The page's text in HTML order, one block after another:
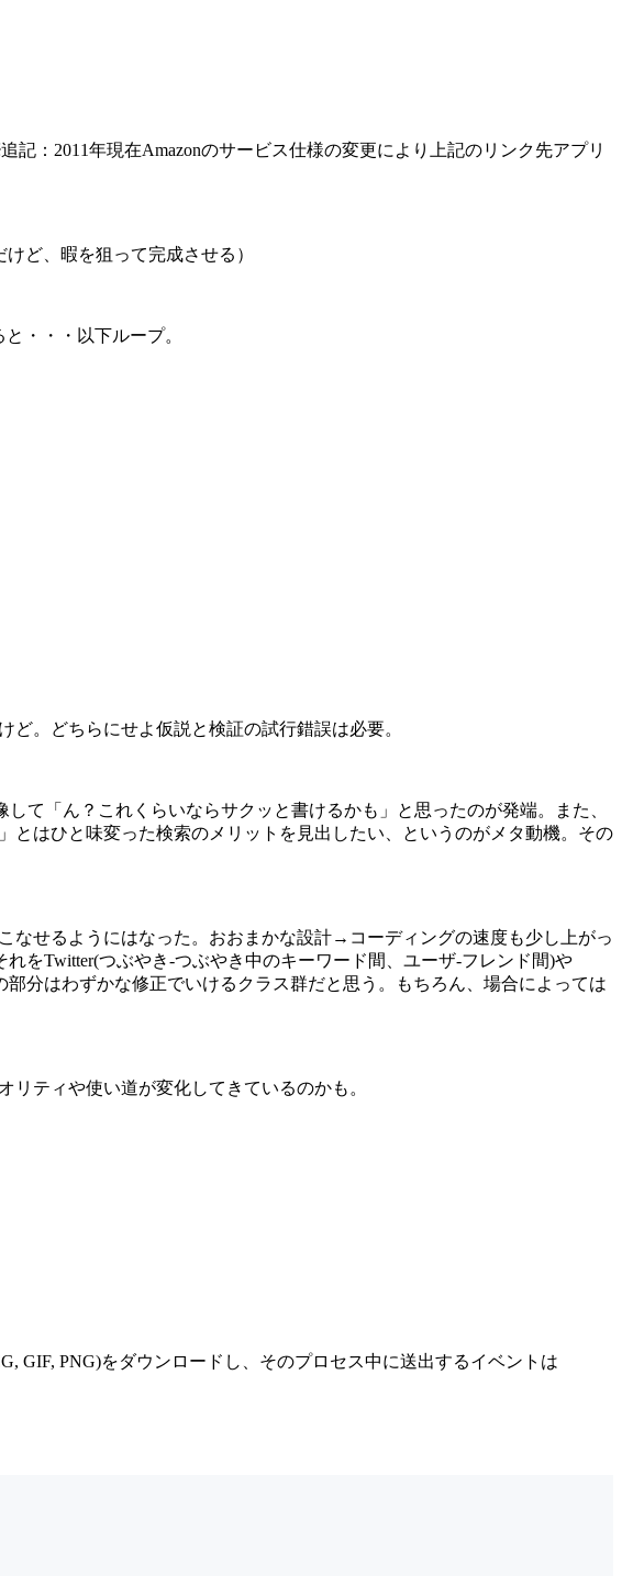
記：2011年現在Amazonのサービス仕様の変更により上記のリンク先アプリ
ど、暇を狙って完成させる）
・・・以下ループ。
。どちらにせよ仮説と検証の試行錯誤は必要。
て「ん？これくらいならサクッと書けるかも」と思ったのが発端。また、
はひと味変った検索のメリットを見出したい、というのがメタ動機。その
なせるようにはなった。おおまかな設計→コーディングの速度も少し上がっ
をTwitter(つぶやき-つぶやき中のキーワード間、ユーザ-フレンド間)や
分はわずかな修正でいけるクラス群だと思う。もちろん、場合によっては
ティや使い道が変化してきているのかも。
GIF, PNG)をダウンロードし、そのプロセス中に送出するイベントは